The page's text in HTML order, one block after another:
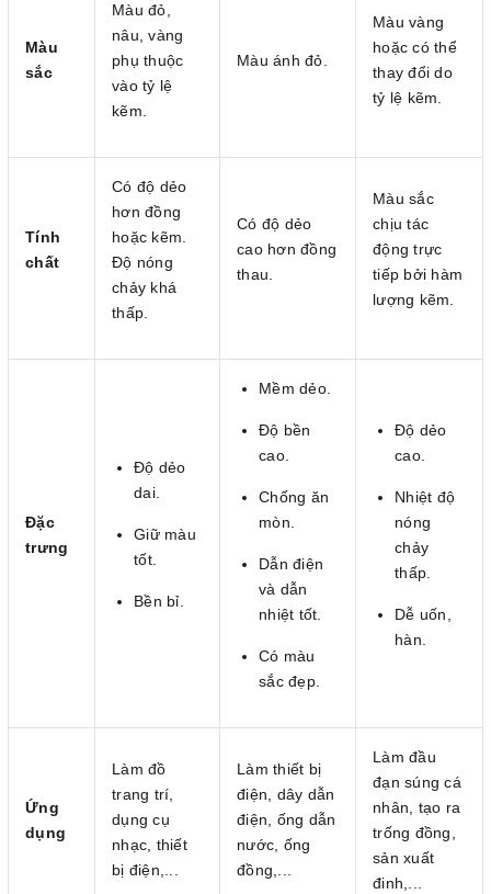
Màu
sắc
Màu đỏ,
nâu, vàng
phụ thuộc
vào tỷ lệ
kẽm.
Màu ánh đỏ.
Màu vàng
hoặc có thể
thay đổi do
tỷ lệ kẽm.
Tính
chất
Có độ dẻo
hơn đồng
hoặc kẽm.
Độ nóng
chảy khá
thấp.
Có độ dẻo
cao hơn đồng
thau.
Màu sắc
chịu tác
động trực
tiếp bởi hàm
lượng kẽm.
Đặc
trưng
Độ dẻo
dai.
Giữ màu
tốt.
Bền bỉ.
Mềm dẻo.
Độ bền
cao.
Chống ăn
mòn.
Dẫn điện
và dẫn
nhiệt tốt.
Có màu
sắc đẹp.
Độ dẻo
cao.
Nhiệt độ
nóng
chảy
thấp.
Dễ uốn,
hàn.
Ứng
dụng
Làm đồ
trang trí,
dụng cụ
nhạc, thiết
bị điện,...
Làm thiết bị
điện, dây dẫn
điện, ống dẫn
nước, ống
đồng,...
Làm đầu
đạn súng cá
nhân, tạo ra
trống đồng,
sản xuất
đinh,...